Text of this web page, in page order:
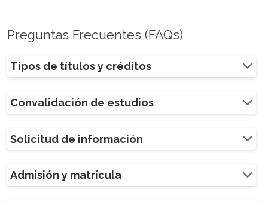
Preguntas Frecuentes (FAQs)
Tipos de títulos y créditos
Convalidación de estudios
Solicitud de información
Admisión y matrícula